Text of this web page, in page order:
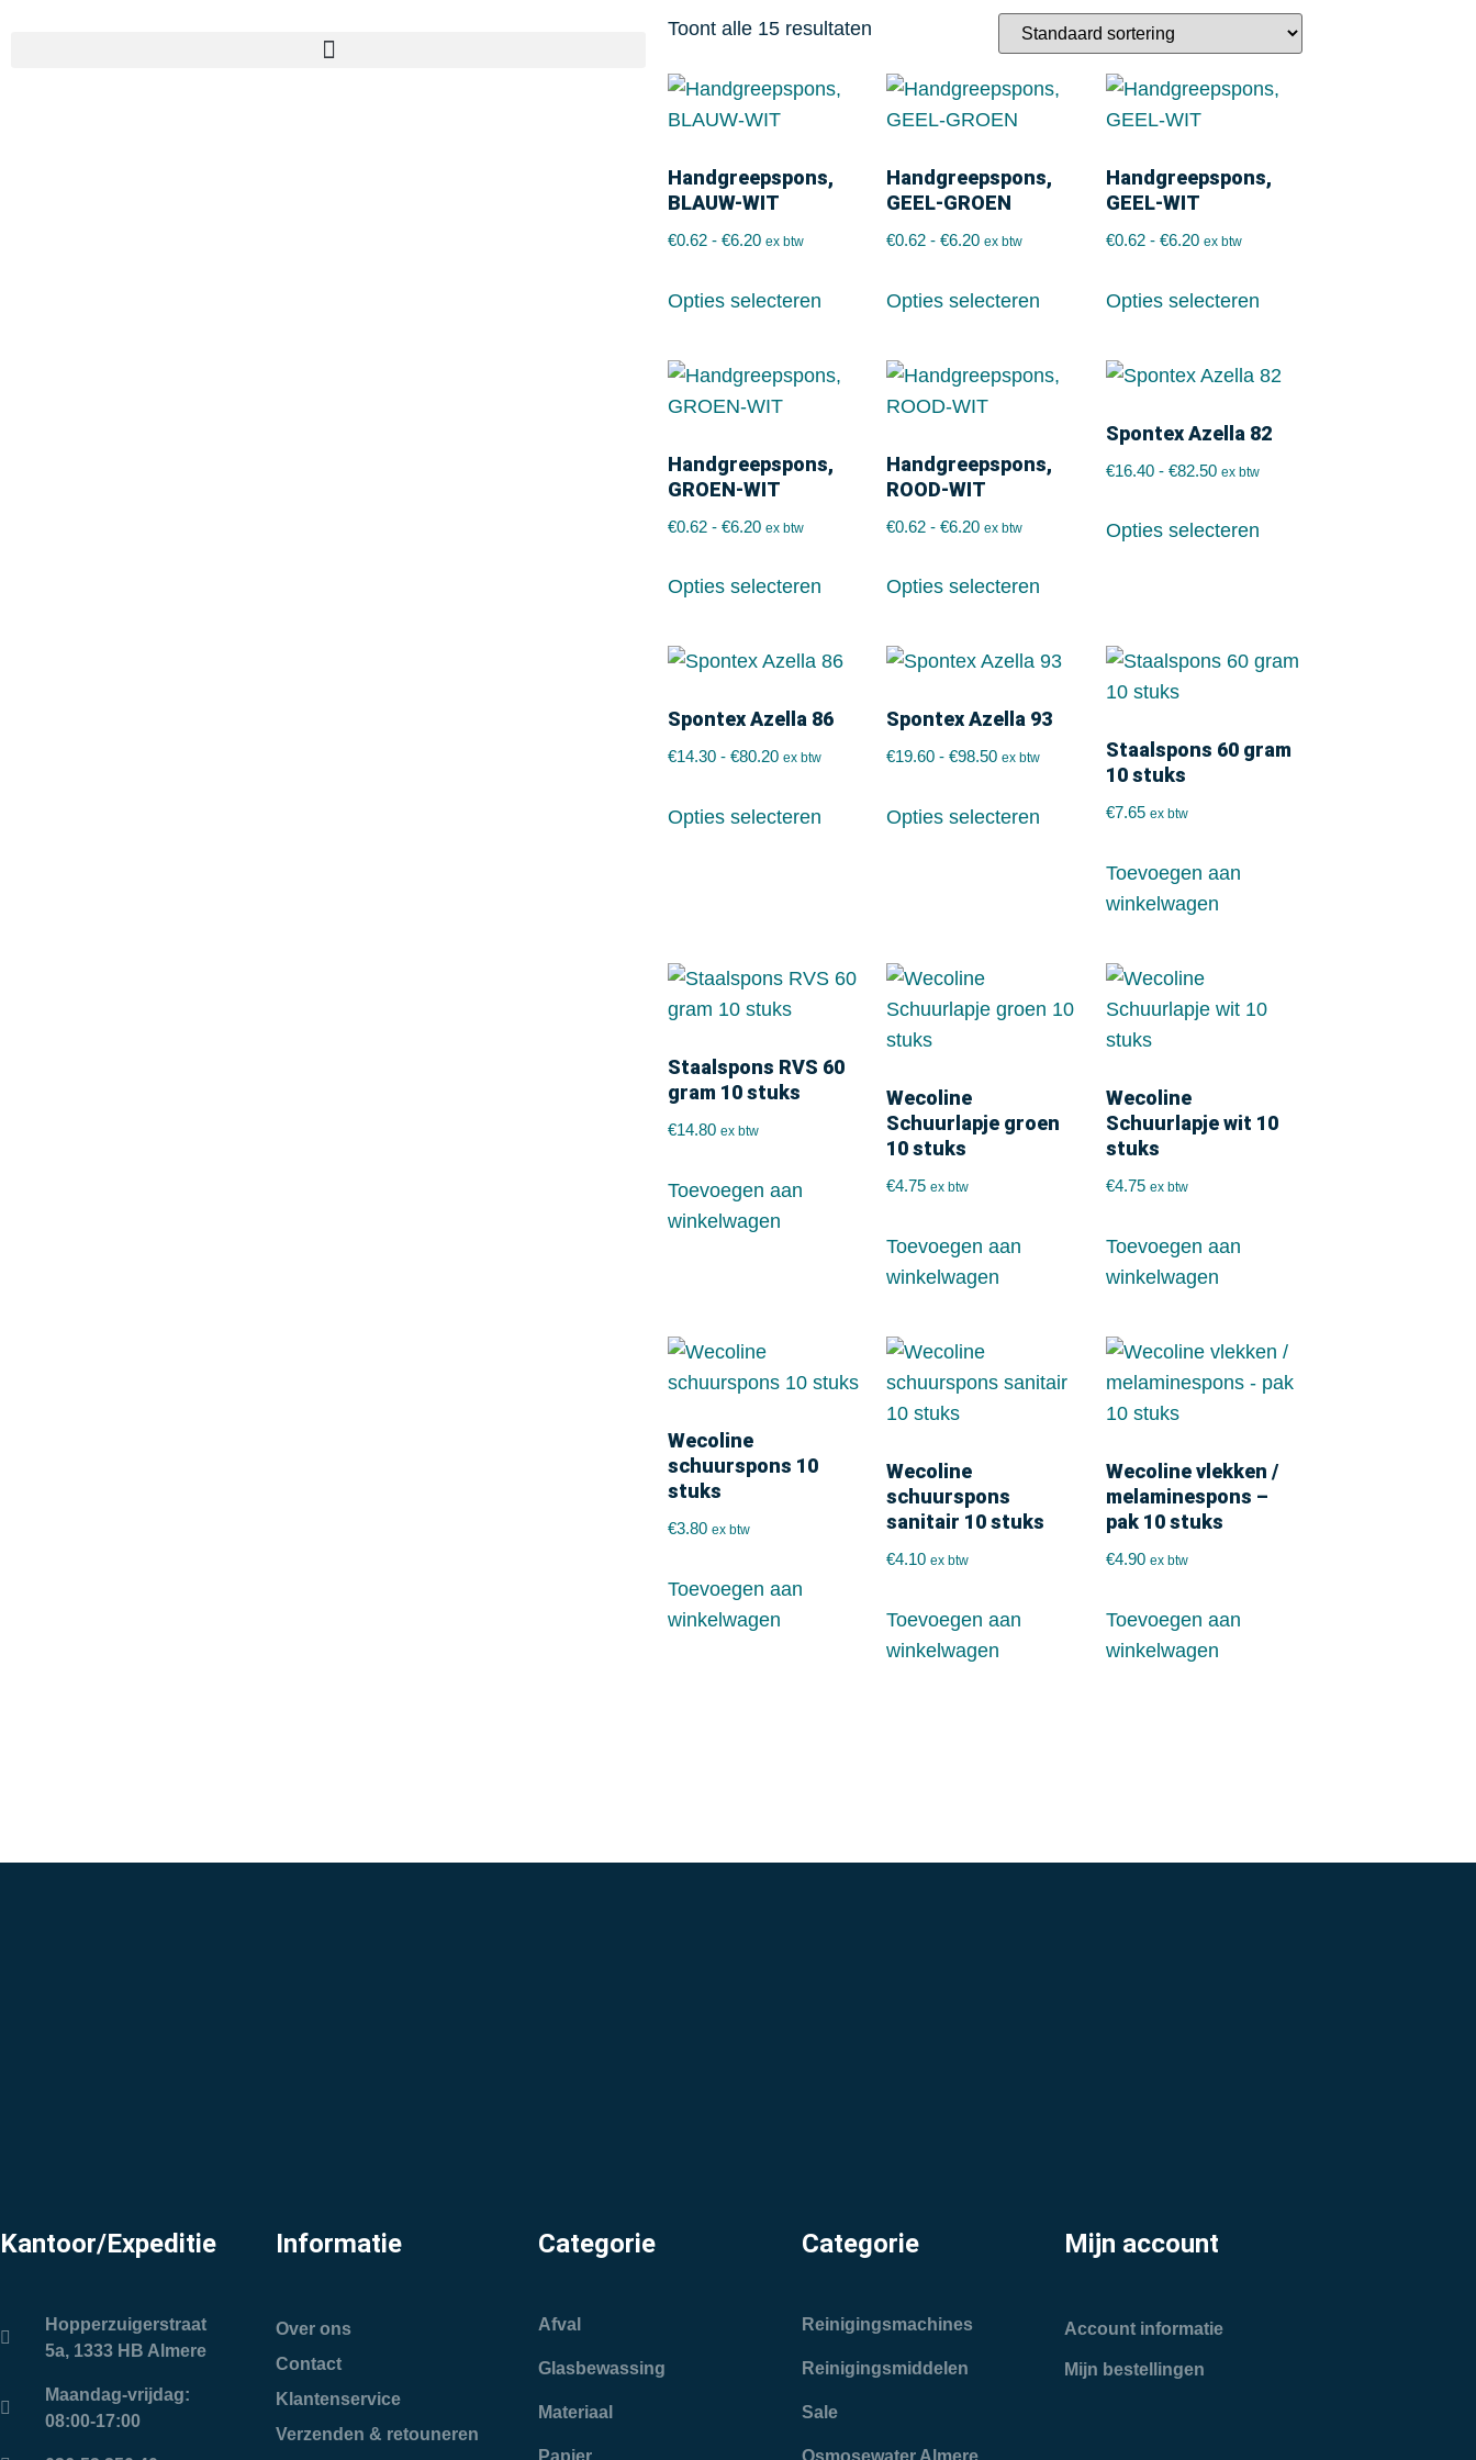
Toont alle 15 resultaten
Handgreepspons,
BLAUW-WIT
€0.62 - €6.20 ex btw
Opties selecteren
Handgreepspons,
GEEL-GROEN
€0.62 - €6.20 ex btw
Opties selecteren
Handgreepspons,
GEEL-WIT
€0.62 - €6.20 ex btw
Opties selecteren
Handgreepspons,
GROEN-WIT
€0.62 - €6.20 ex btw
Opties selecteren
Handgreepspons,
ROOD-WIT
€0.62 - €6.20 ex btw
Opties selecteren
Spontex Azella 82
€16.40 - €82.50 ex btw
Opties selecteren
Spontex Azella 86
€14.30 - €80.20 ex btw
Opties selecteren
Spontex Azella 93
€19.60 - €98.50 ex btw
Opties selecteren
Staalspons 60 gram
10 stuks
€7.65 ex btw
Toevoegen aan
winkelwagen
Staalspons RVS 60
gram 10 stuks
€14.80 ex btw
Toevoegen aan
winkelwagen
Wecoline
Schuurlapje groen
10 stuks
€4.75 ex btw
Toevoegen aan
winkelwagen
Wecoline
Schuurlapje wit 10
stuks
€4.75 ex btw
Toevoegen aan
winkelwagen
Wecoline
schuurspons 10
stuks
€3.80 ex btw
Toevoegen aan
winkelwagen
Wecoline
schuurspons
sanitair 10 stuks
€4.10 ex btw
Toevoegen aan
winkelwagen
Wecoline vlekken /
melaminespons –
pak 10 stuks
€4.90 ex btw
Toevoegen aan
winkelwagen
Kantoor/Expeditie
Hopperzuigerstraat
5a, 1333 HB Almere
Maandag-vrijdag:
08:00-17:00
Informatie
Over ons
Contact
Klantenservice
Verzenden & retouneren
Categorie
Afval
Glasbewassing
Materiaal
Papier
Categorie
Reinigingsmachines
Reinigingsmiddelen
Sale
Osmosewater Almere
Mijn account
Account informatie
Mijn bestellingen